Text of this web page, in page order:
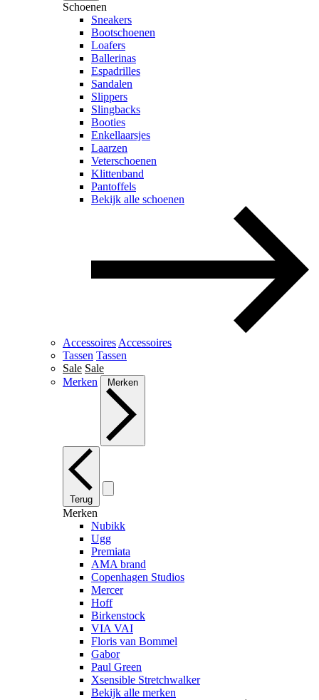
Schoenen
Sneakers
Bootschoenen
Loafers
Ballerinas
Espadrilles
Sandalen
Slippers
Slingbacks
Booties
Enkellaarsjes
Laarzen
Veterschoenen
Klittenband
Pantoffels
Bekijk alle schoenen
Accessoires Accessoires
Tassen Tassen
Sale Sale
Merken
Merken
Terug
Merken
Nubikk
Ugg
Premiata
AMA brand
Copenhagen Studios
Mercer
Hoff
Birkenstock
VIA VAI
Floris van Bommel
Gabor
Paul Green
Xsensible Stretchwalker
Bekijk alle merken